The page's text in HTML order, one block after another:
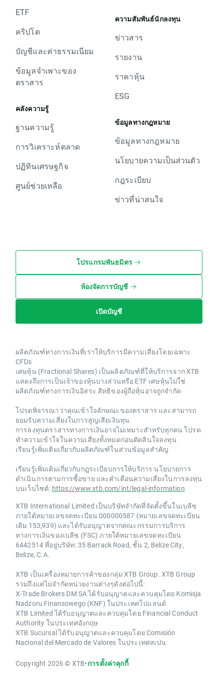
ETF
คริปโต
บัญชีและค่าธรรมเนียม
ข้อมูลจำเพาะของ
ตราสาร
คลังความรู้
ฐานความรู้
การวิเคราะห์ตลาด
ปฏิทินเศรษฐกิจ
ศูนย์ช่วยเหลือ
ความสัมพันธ์นักลงทุน
ข่าวสาร
รายงาน
ราคาหุ้น
ESG
ข้อมูลทางกฎหมาย
ข้อมูลทางกฎหมาย
นโยบายความเป็นส่วนตัว
กฎระเบียบ
ข่าวที่น่าสนใจ
โปรแกรมพันธมิตร
ห้องจัดการบัญชี
เปิดบัญชี
ผลิตภัณฑ์ทางการเงินที่เราให้บริการมีความเสี่ยงโดยเฉพาะ
CFDs
เศษหุ้น (Fractional Shares) เป็นผลิตภัณฑ์ที่ให้บริการจาก XTB
แสดงถึงการเป็นเจ้าของหุ้นบางส่วนหรือ ETF เศษหุ้นไม่ใช่
ผลิตภัณฑ์ทางการเงินอิสระ สิทธิของผู้ถือหุ้นอาจถูกจำกัด
โปรดพิจารณาว่าคุณเข้าใจลักษณะของตราสาร และสามารถ
ยอมรับความเสี่ยงในการสูญเสียเงินทุน
การลงทุนตราสารทางการเงินอาจไม่เหมาะสำหรับทุกคน โปรด
ทำความเข้าใจในความเสี่ยงทั้งหมดก่อนตัดสินใจลงทุน
เรียนรู้เพิ่มเติมเกี่ยวกับผลิตภัณฑ์ในส่วนข้อมูลสำคัญ
เรียนรู้เพิ่มเติมเกี่ยวกับกฎระเบียบการให้บริการ นโยบายการ
ดำเนินการตามการซื้อขาย และคำเตือนความเสี่ยงในการลงทุน
บนเว็บไซต์: https://www.xtb.com/int/legal-information
XTB International Limited เป็นบริษัทจำกัดที่จัดตั้งขึ้นในเบลีซ
ภายใต้หมายเลขจดทะเบียน 000000587 (หมายเลขจดทะเบียน
เดิม 153,939) และได้รับอนุญาตจากคณะกรรมการบริการ
ทางการเงินของเบลีซ (FSC) ภายใต้หมายเลขจดทะเบียน
6442514 ที่อยู่บริษัท: 35 Barrack Road, ชั้น 2, Belize City,
Belize, C.A.
XTB เป็นเครื่องหมายการค้าของกลุ่ม XTB Group. XTB Group
รวมถึงแต่ไม่จำกัดหน่วยงานต่างๆดังต่อไปนี้:
X-Trade Brokers DM SA ได้รับอนุญาตและควบคุมโดย Komisja
Nadzoru Finansowego (KNF) ในประเทศโปแลนด์
XTB Limited ได้รับอนุญาตและควบคุมโดย Financial Conduct
Authority ในประเทศอังกฤษ
XTB Sucursal ได้รับอนุญาตและควบคุมโดย Comisión
Nacional del Mercado de Valores ในประเทศสเปน
Copyright 2026 © XTB•การตั้งค่าคุกกี้